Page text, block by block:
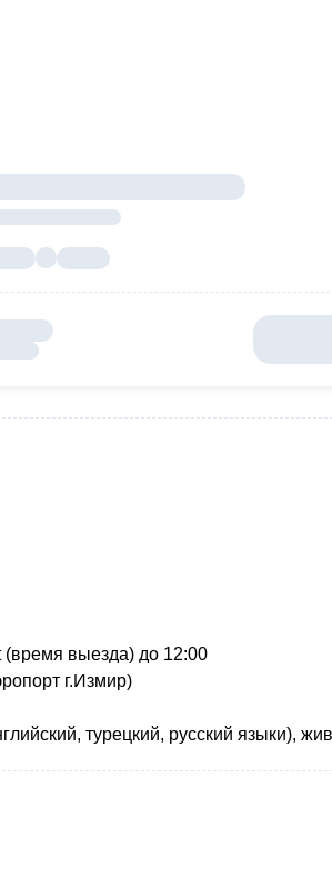
(время выезда) до 12:00
г.Измир)
турецкий, русский языки),